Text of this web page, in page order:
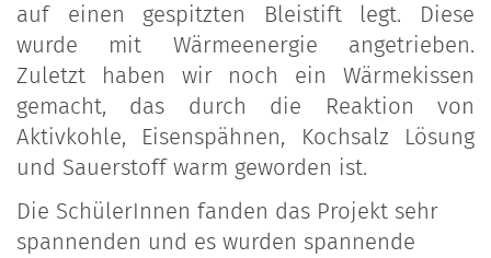
auf einen gespitzten Bleistift legt. Diese
wurde mit Wärmeenergie angetrieben.
Zuletzt haben wir noch ein Wärmekissen
gemacht, das durch die Reaktion von
Aktivkohle, Eisenspähnen, Kochsalz Lösung
und Sauerstoff warm geworden ist.
Die SchülerInnen fanden das Projekt sehr
spannenden und es wurden spannende